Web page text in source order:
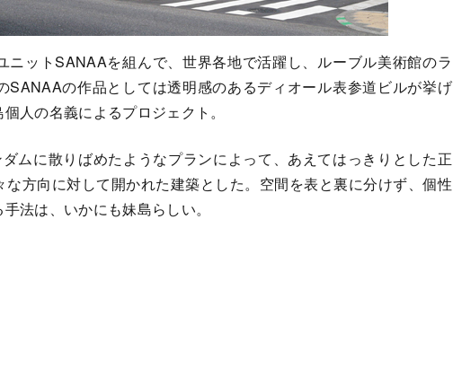
ットSANAAを組んで、世界各地で活躍し、ルーブル美術館のラ
SANAAの作品としては透明感のあるディオール表参道ビルが挙げ
人の名義によるプロジェクト。
ムに散りばめたようなプランによって、あえてはっきりとした正
方向に対して開かれた建築とした。空間を表と裏に分けず、個性
法は、いかにも妹島らしい。